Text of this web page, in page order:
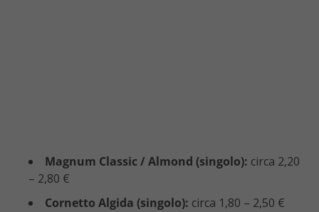
Magnum Classic / Almond (singolo): circa 2,20
– 2,80 €
Cornetto Algida (singolo): circa 1,80 – 2,50 €